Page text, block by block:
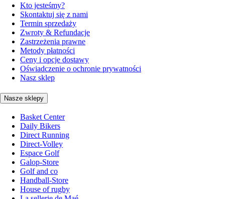
Kto jesteśmy?
Skontaktuj się z nami
Termin sprzedaży
Zwroty & Refundacje
Zastrzeżenia prawne
Metody płatności
Ceny i opcje dostawy
Oświadczenie o ochronie prywatności
Nasz sklep
Nasze sklepy
Basket Center
Daily Bikers
Direct Running
Direct-Volley
Espace Golf
Galop-Store
Golf and co
Handball-Store
House of rugby